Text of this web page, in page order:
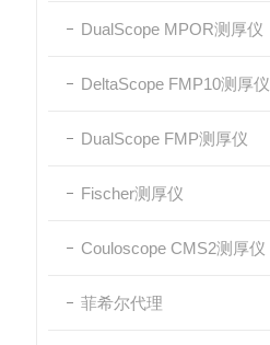
DualScope MPOR测厚仪
DeltaScope FMP10测厚仪
DualScope FMP测厚仪
Fischer测厚仪
Couloscope CMS2测厚仪
菲希尔代理